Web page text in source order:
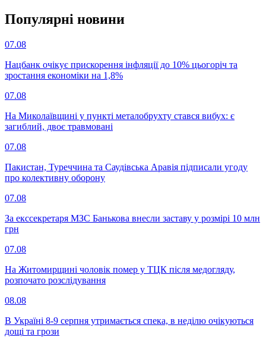
Популярнi новини
07.08
Нацбанк очікує прискорення інфляції до 10% цьогоріч та
зростання економіки на 1,8%
07.08
На Миколаївщині у пункті металобрухту стався вибух: є
загиблий, двоє травмовані
07.08
Пакистан, Туреччина та Саудівська Аравія підписали угоду
про колективну оборону
07.08
За екссекретаря МЗС Банькова внесли заставу у розмірі 10 млн
грн
07.08
На Житомирщині чоловік помер у ТЦК після медогляду,
розпочато розслідування
08.08
В Україні 8-9 серпня утримається спека, в неділю очікуються
дощі та грози